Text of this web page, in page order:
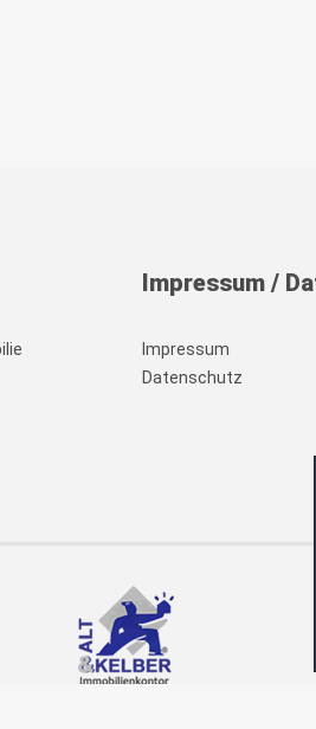
Impressum /
Impressum
Datenschutz